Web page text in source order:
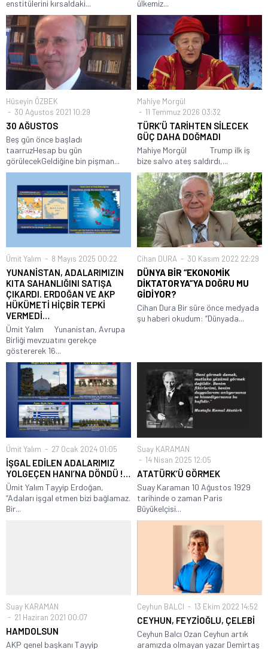
enstitülerini kırsaldaki...
ülkemiz...
Hüseyin ÖZBEK
30 Ağustos 2021 10:29
30 AĞUSTOS
Beş gün önce başladı
taarruzHesap bu gün
görülecekGeldiğine bin pişman...
Mahiye Morgül
11 Temmuz 2026 03:32
TÜRK’Ü TARİHTEN SİLECEK
GÜÇ DAHA DOĞMADI
Mahiye Morgül Trump ilk iş
bize salvo ateş saldırdı,...
Ümit Yalım 8 Mayıs 2025 00:22
YUNANİSTAN, ADALARIMIZIN
KITA SAHANLIĞINI SATIŞA
ÇIKARDI. ERDOĞAN VE AKP
HÜKÜMETİ HİÇBİR TEPKİ
VERMEDİ…
Ümit Yalım Yunanistan, Avrupa
Birliği mevzuatını gerekçe
göstererek 16...
Cihan DURA 30 Kasım 2022 22:29
DÜNYA BİR “EKONOMİK
DİKTATORYA”YA DOĞRU MU
GİDİYOR?
Cihan Dura Bir süre önce medyada
şu haberi okudum: “Dünyada...
Ümit Yalım 27 Ocak 2024 01:05
İŞGAL EDİLEN ADALARIMIZ
YOLGEÇEN HANI’NA DÖNDÜ !…
Ümit Yalım Tayyip Erdoğan,
“Adaları işgal etmen bizi bağlamaz.
Bir...
Suay KARAMAN
14 Nisan 2025 12:05
ATATÜRK’Ü GÖRMEK
Suay Karaman 10 Ağustos 1929
tarihinde o zaman Paris
Büyükelçisi...
Suay KARAMAN
21 Haziran 2021 00:07
HAMDOLSUN
AKP genel başkanı Tayyip
Ceyhun BALCI 13 Ekim 2022 14:52
CEYHUN, FEYZİOĞLU, ÇELEBİ
Ceyhun Balcı Ozan Ceyhun artık
aramızda olmayan yazar Demirtaş